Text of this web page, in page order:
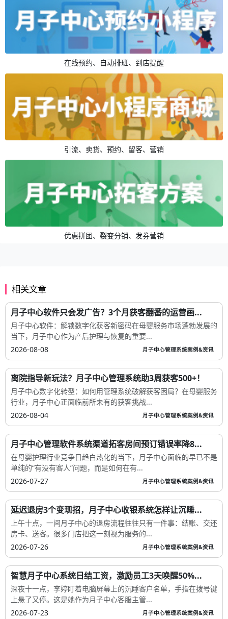
在线预约、自动排班、到店提醒
引流、卖货、预约、留客、营销
优惠拼团、裂变分销、发券营销
相关文章
月子中心软件只会发广告？3个月获客翻番的运营画...
月子中心软件：解锁数字化获客新密码在母婴服务市场蓬勃发展的
当下，月子中心作为产后护理与恢复的重要...
2026-08-08
月子中心管理系统案例&资讯
离院指导新玩法？月子中心管理系统助3周获客500+！
月子中心数字化转型：如何用管理系统破解获客困局？在母婴服务
行业，月子中心正面临前所未有的获客挑战...
2026-08-04
月子中心管理系统案例&资讯
月子中心管理软件系统渠道拓客房间预订错误率降8...
在母婴护理行业竞争日趋白热化的当下，月子中心面临的早已不是
单纯的“有没有客人”问题，而是如何在有...
2026-07-27
月子中心管理系统案例&资讯
延迟退房3个变现招，月子中心收银系统怎样让沉睡...
上午十点，一间月子中心的退房流程往往只有一件事：结账、交还
房卡、送客。很多门店把这一刻视为服务的...
2026-07-26
月子中心管理系统案例&资讯
智慧月子中心系统日结工资，激励员工3天唤醒50%...
深夜十一点，李婷盯着电脑屏幕上的沉睡客户名单，手指在拨号键
上悬了又停。这是她作为月子中心客服主管...
2026-07-23
月子中心管理系统案例&资讯